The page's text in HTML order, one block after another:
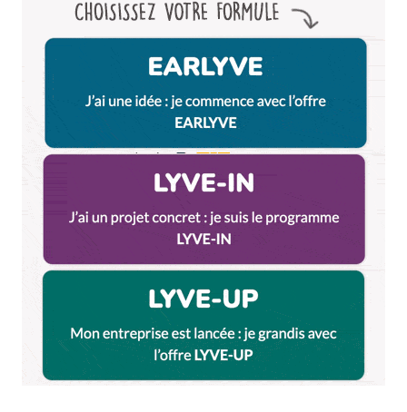
navigateur pour mon prochain commentaire.